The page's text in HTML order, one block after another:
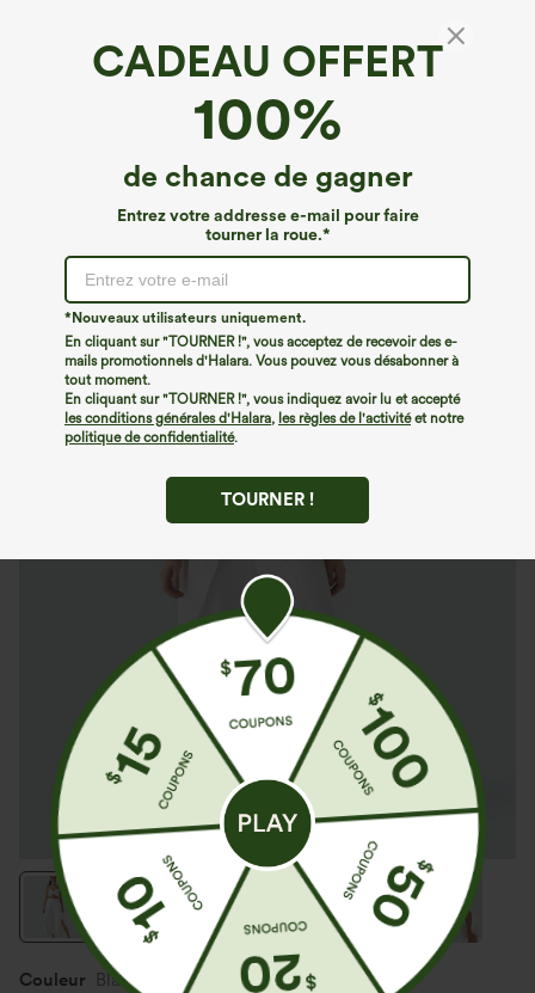
CADEAU OFFERT
100%
de chance de gagner
Entrez votre addresse e-mail pour faire
tourner la roue.*
*Nouveaux utilisateurs uniquement.
En cliquant sur "TOURNER !", vous acceptez de recevoir des e-
mails promotionnels d'Halara. Vous pouvez vous désabonner à
tout moment.
En cliquant sur "TOURNER !", vous indiquez avoir lu et accepté
les conditions générales d'Halara, les règles de l'activitéet notre
politique de confidentialité.
TOURNER !
Breezeful™*
Breezeful™ Pantalon décontracté 2-en-1 taille
haute avec bande arrière, poche, style
€40,95 EUR
Couleur Blanc